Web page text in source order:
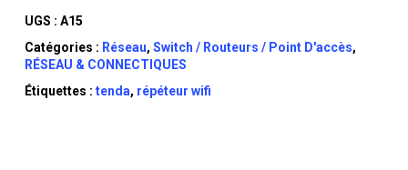
UGS : A15
Catégories : Réseau, Switch / Routeurs / Point D'accès,
RÉSEAU & CONNECTIQUES
Étiquettes : tenda, répéteur wifi